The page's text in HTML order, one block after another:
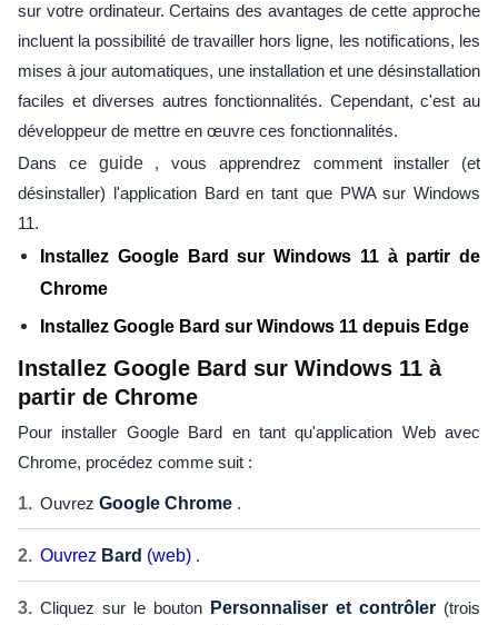
sur votre ordinateur. Certains des avantages de cette approche
incluent la possibilité de travailler hors ligne, les notifications, les
mises à jour automatiques, une installation et une désinstallation
faciles et diverses autres fonctionnalités. Cependant, c'est au
développeur de mettre en œuvre ces fonctionnalités.
Dans ce guide, vous apprendrez comment installer (et
désinstaller) l'application Bard en tant que PWA sur Windows
11.
Installez Google Bard sur Windows 11 à partir de
Chrome
Installez Google Bard sur Windows 11 depuis Edge
Installez Google Bard sur Windows 11 à
partir de Chrome
Pour installer Google Bard en tant qu'application Web avec
Chrome, procédez comme suit :
Ouvrez Google Chrome .
Ouvrez Bard (web) .
Cliquez sur le bouton Personnaliser et contrôler (trois